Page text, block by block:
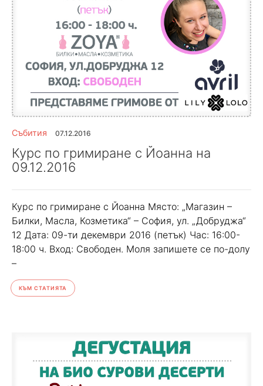
Събития 07.12.2016
Курс по гримиране с Йоанна на
09.12.2016
Курс по гримиране с Йоанна Място: „Магазин –
Билки, Масла, Козметика“ – София, ул. „Добруджа“
12 Дата: 09-ти декември 2016 (петък) Час: 16:00-
18:00 ч. Вход: Свободен. Моля запишете се по-долу
–
КЪМ СТАТИЯТА